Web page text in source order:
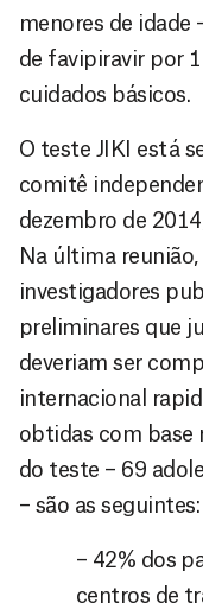
menores de idade
de favipiravir por
cuidados básicos.
O teste JIKI está
comitê
dezembro de
Na última
investigadores
preliminares que
deveriam ser
internacional
obtidas com base
do teste – 69
– são as seguintes:
– 42% dos
centros de